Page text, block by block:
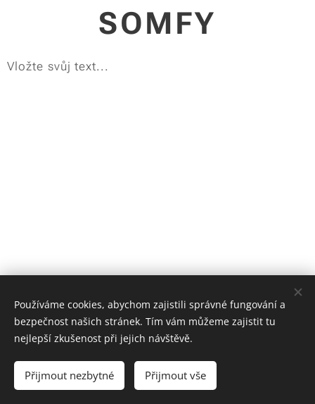
SOMFY
Vložte svůj text...
Cookies
Používáme cookies, abychom zajistili správné fungování a
bezpečnost našich stránek. Tím vám můžeme zajistit tu
nejlepší zkušenost při jejich návštěvě.
Přijmout nezbytné Přijmout vše